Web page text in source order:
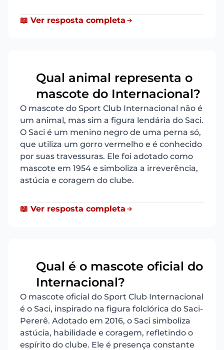
📖 Ver resposta completa
Qual animal representa o
mascote do Internacional?
O mascote do Sport Club Internacional não é
um animal, mas sim a figura lendária do Saci.
O Saci é um menino negro de uma perna só,
que utiliza um gorro vermelho e é conhecido
por suas travessuras. Ele foi adotado como
mascote em 1954 e simboliza a irreverência,
astúcia e coragem do clube.
📖 Ver resposta completa
Qual é o mascote oficial do
Internacional?
O mascote oficial do Sport Club Internacional
é o Saci, inspirado na figura folclórica do Saci-
Pererê. Adotado em 2016, o Saci simboliza
astúcia, habilidade e coragem, refletindo o
espírito do clube. Ele é presença constante